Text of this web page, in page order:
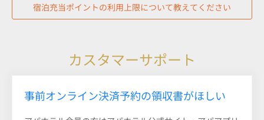
宿泊充当ポイントの利用上限について教えてください
カスタマーサポート
事前オンライン決済予約の領収書がほしい